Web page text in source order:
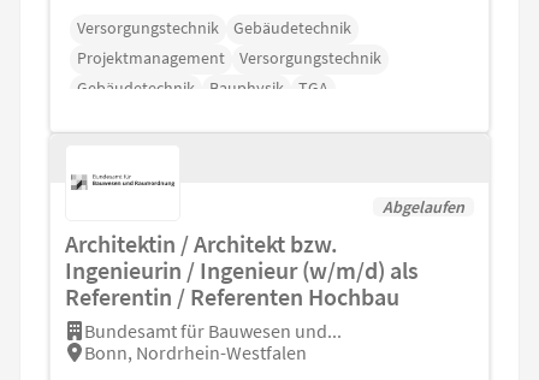
Versorgungstechnik
Gebäudetechnik
Projektmanagement
Versorgungstechnik
Gebäudetechnik
Bauphysik TGA
Abgelaufen
Architektin / Architekt bzw.
Ingenieurin / Ingenieur (w/m/d) als
Referentin / Referenten Hochbau
Bundesamt für Bauwesen und...
Bonn, Nordrhein-Westfalen